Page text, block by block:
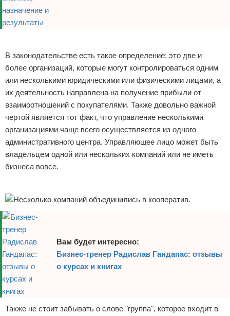
В законодательстве есть такое определение: это две и
более организаций, которые могут контролироваться одним
или несколькими юридическими или физическими лицами, а
их деятельность направлена на получение прибыли от
взаимоотношений с покупателями. Также довольно важной
чертой является тот факт, что управление несколькими
организациями чаще всего осуществляется из одного
административного центра. Управляющее лицо может быть
владельцем одной или нескольких компаний или не иметь
бизнеса вовсе.
Вам будет интересно:
Бизнес-тренер Радислав Гандапас: отзывы
о курсах и книгах
Также не стоит забывать о слове "группа", которое входит в